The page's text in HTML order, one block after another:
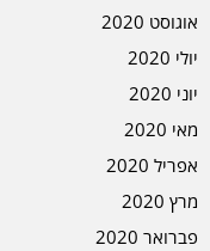
אוגוסט 2020
יולי 2020
יוני 2020
מאי 2020
אפריל 2020
מרץ 2020
פברואר 2020